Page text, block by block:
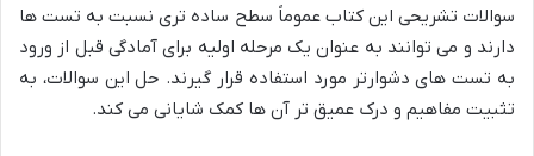
سوالات تشریحی این کتاب عموماً سطح ساده تری نسبت به تست ها
دارند و می توانند به عنوان یک مرحله اولیه برای آمادگی قبل از ورود
به تست های دشوارتر مورد استفاده قرار گیرند. حل این سوالات، به
تثبیت مفاهیم و درک عمیق تر آن ها کمک شایانی می کند.